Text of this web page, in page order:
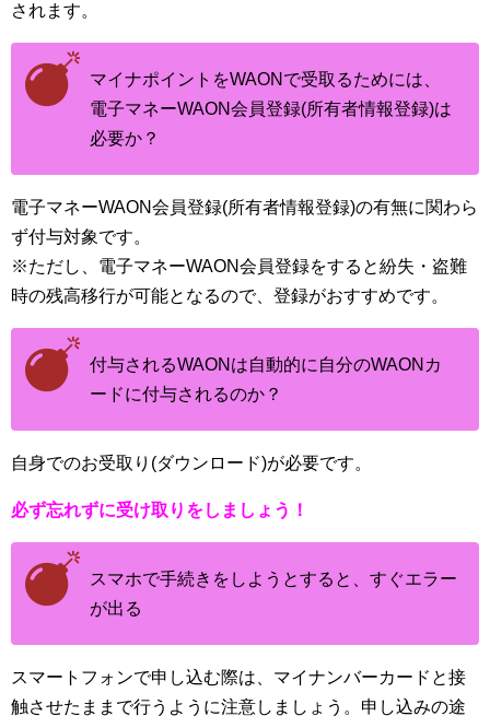
されます。
マイナポイントをWAONで受取るためには、
電子マネーWAON会員登録(所有者情報登録)は
必要か？
電子マネーWAON会員登録(所有者情報登録)の有無に関わら
ず付与対象です。
※ただし、電子マネーWAON会員登録をすると紛失・盗難
時の残高移行が可能となるので、登録がおすすめです。
付与されるWAONは自動的に自分のWAONカ
ードに付与されるのか？
自身でのお受取り(ダウンロード)が必要です。
必ず忘れずに受け取りをしましょう！
スマホで手続きをしようとすると、すぐエラー
が出る
スマートフォンで申し込む際は、マイナンバーカードと接
触させたままで行うように注意しましょう。申し込みの途